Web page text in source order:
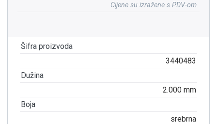
Šifra proizvoda
3440483
Dužina
2.000 mm
Boja
srebrna
Cijene su izražene s PDV-om.